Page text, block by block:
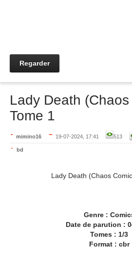
Regarder
Lady Death
Tome 1
mimino16 19-07-2024, 17:41 513
bd
Lady Death (Chaos
Genre :
Date de parution :
Tomes : 1/3
Format : cbr